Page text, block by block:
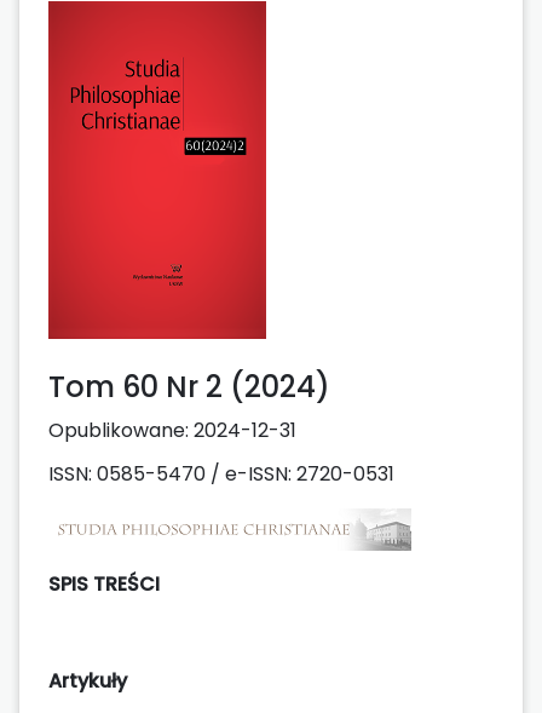
Tom 60 Nr 2 (2024)
Opublikowane: 2024-12-31
ISSN: 0585-5470 / e-ISSN: 2720-0531
SPIS TREŚCI
Artykuły